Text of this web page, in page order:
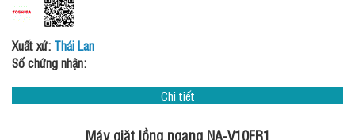
Xuất xứ: Thái Lan
Số chứng nhận:
Chi tiết
Máy giặt lồng ngang NA-V10FR1